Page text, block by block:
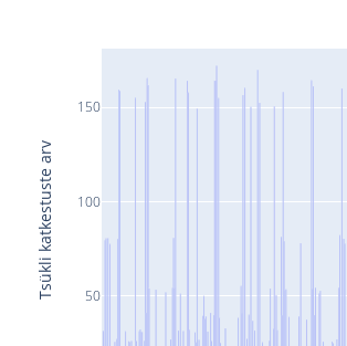
50
100
150
Tsükli katkestuste arv